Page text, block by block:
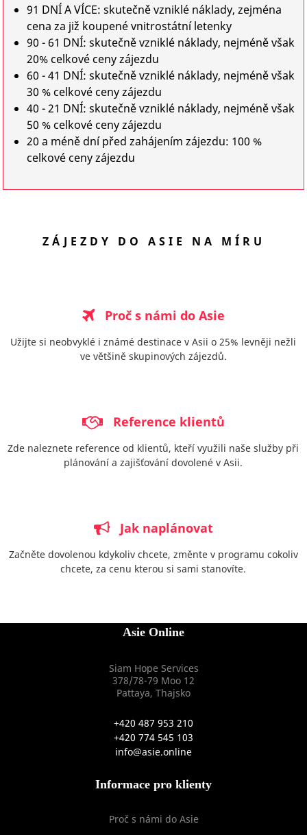
91 DNÍ A VÍCE: skutečně vzniklé náklady, zejména
cena za již koupené vnitrostátní letenky
90 - 61 DNÍ: skutečně vzniklé náklady, nejméně však
20% celkové ceny zájezdu
60 - 41 DNÍ: skutečně vzniklé náklady, nejméně však
30 % celkové ceny zájezdu
40 - 21 DNÍ: skutečně vzniklé náklady, nejméně však
50 % celkové ceny zájezdu
20 a méně dní před zahájením zájezdu: 100 %
celkové ceny zájezdu
ZÁJEZDY DO ASIE NA MÍRU
Proč s námi do Asie
Užijte si neobvyklé i známé destinace v Asii o 25% levněji nežli
ve většině skupinových zájezdů.
Reference klientů
Zde naleznete reference od klientů, kteří využili naše služby při
plánování a zajišťování dovolené v Asii.
Jak naplánovat
Začněte dovolenou kdykoliv chcete, změnte v programu cokoliv
chcete, za cenu kterou si sami stanovíte.
Asie Online
Siam Hope Services
378/78-79 Moo 12
Pattaya, Thajsko
+420 487 953 210
+420 774 545 103
info@asie.online
Informace pro klienty
Proč s námi do Asie